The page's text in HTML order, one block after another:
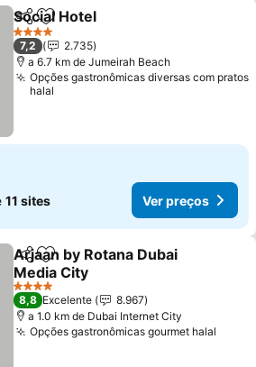
PartilharAdicionar aos favoritos
Social Hotel
4 Estrelas
7,2
2.735
a 6.7 km de Jumeirah Beach
Opções gastronômicas diversas com pratos
halal
11 sites Ver preços
PartilharAdicionar aos favoritos
Arjaan by Rotana Dubai
Media City
Ver preços
4 Estrelas
8,8 Excelente
8.967
a 1.0 km de Dubai Internet City
Opções gastronômicas gourmet halal